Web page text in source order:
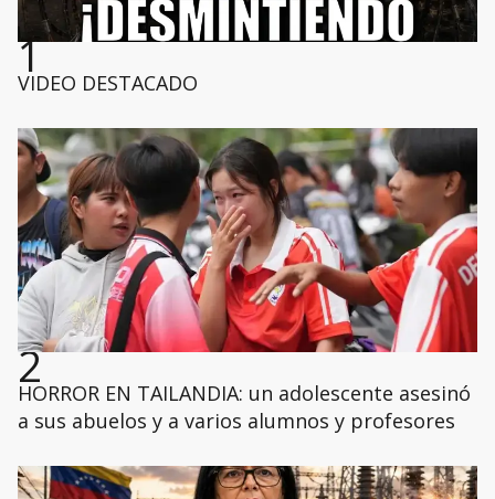
1
VIDEO DESTACADO
2
HORROR EN TAILANDIA: un adolescente asesinó
a sus abuelos y a varios alumnos y profesores